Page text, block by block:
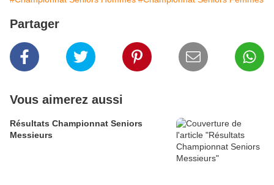
Partager
Vous aimerez aussi
Résultats Championnat Seniors
Messieurs